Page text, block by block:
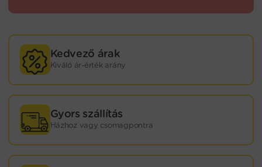
Kedvező árak
Kiváló ár-érték arány
Gyors szállítás
Házhoz vagy csomagpontra